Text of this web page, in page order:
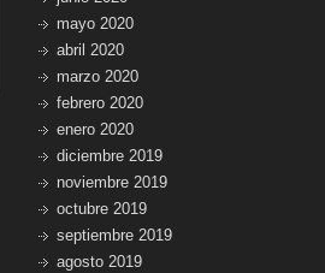
mayo 2020
abril 2020
marzo 2020
febrero 2020
enero 2020
diciembre 2019
noviembre 2019
octubre 2019
septiembre 2019
agosto 2019